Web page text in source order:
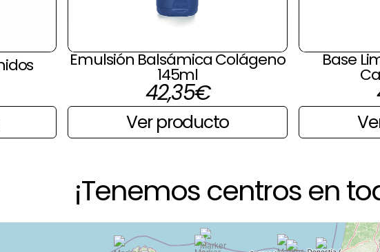
Emulsión Balsámica Colágeno
145ml
42,35€
Ver producto
Base
¡Tenemos centros en